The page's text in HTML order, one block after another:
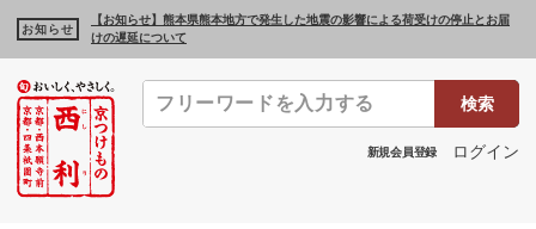
お知らせ
【お知らせ】熊本県熊本地方で発生した地震の影響による荷受けの停止とお届
けの遅延について
検索
新規会員登録 ログイン